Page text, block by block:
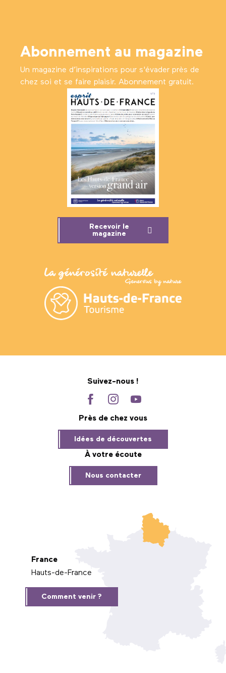
Abonnement au magazine
Un magazine d’inspirations pour s'évader près de
chez soi et se faire plaisir. Abonnement gratuit.
Recevoir le
magazine
Suivez-nous !
Près de chez vous
Idées de découvertes
À votre écoute
Nous contacter
France
Hauts-de-France
Comment venir ?